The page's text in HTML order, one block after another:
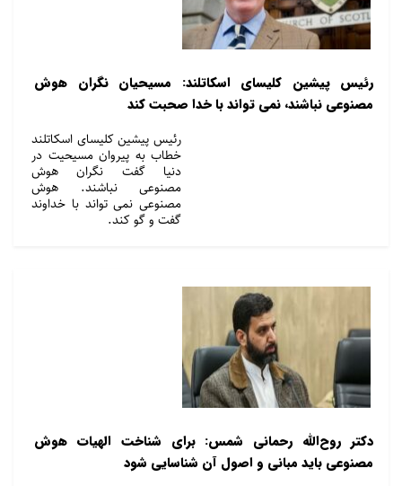
رئیس پیشین کلیسای اسکاتلند: مسیحیان نگران هوش
مصنوعی نباشند، نمی تواند با خدا صحبت کند
رئیس پیشین کلیسای اسکاتلند
خطاب به پیروان مسیحیت در
دنیا گفت نگران هوش
مصنوعی نباشند. هوش
مصنوعی نمی تواند با خداوند
گفت و گو کند.
دکتر روح‌الله رحمانی شمس: برای شناخت الهیات هوش
مصنوعی باید مبانی و اصول آن شناسایی شود